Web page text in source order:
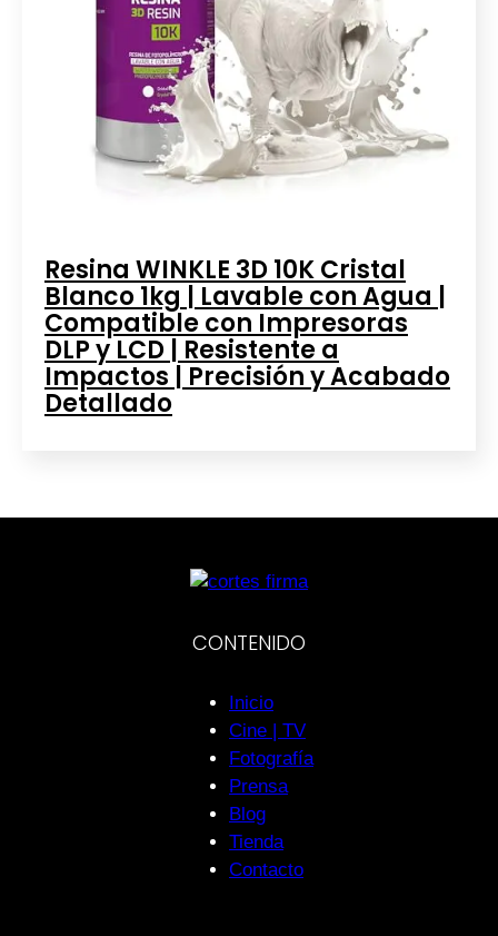
Resina WINKLE 3D 10K Cristal
Blanco 1kg | Lavable con Agua |
Compatible con Impresoras
DLP y LCD | Resistente a
Impactos | Precisión y Acabado
Detallado
CONTENIDO
Inicio
Cine | TV
Fotografía
Prensa
Blog
Tienda
Contacto